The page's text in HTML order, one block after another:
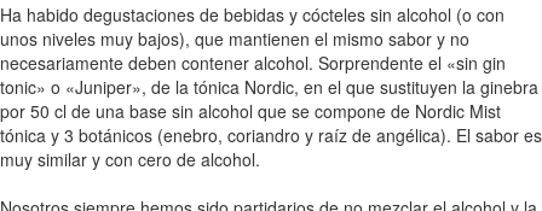
Ha habido degustaciones de bebidas y cócteles sin alcohol (o con
unos niveles muy bajos), que mantienen el mismo sabor y no
necesariamente deben contener alcohol. Sorprendente el «sin gin
tonic» o «Juniper», de la tónica Nordic, en el que sustituyen la ginebra
por 50 cl de una base sin alcohol que se compone de Nordic Mist
tónica y 3 botánicos (enebro, coriandro y raíz de angélica). El sabor es
muy similar y con cero de alcohol.